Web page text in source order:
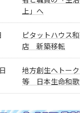
上」へ
ピタットハウス
店 新築移転
地方創生へトー
等 日本生命和歌